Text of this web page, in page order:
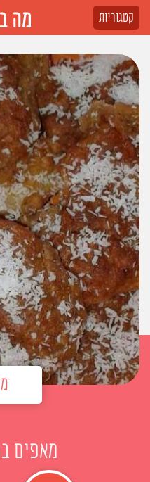
קטגוריות
מאפים